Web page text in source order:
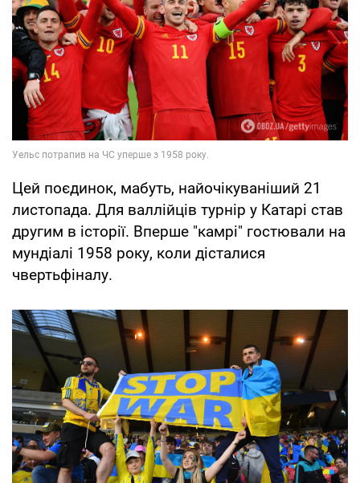
Цей поєдинок, мабуть, найочікуваніший 21
листопада. Для валлійців турнір у Катарі став
другим в історії. Вперше "камрі" гостювали на
мундіалі 1958 року, коли дісталися
чвертьфіналу.